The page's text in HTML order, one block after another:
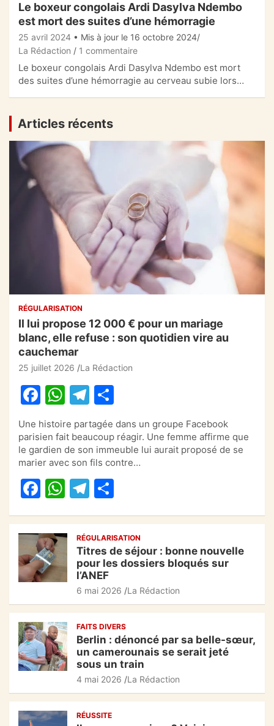
Le boxeur congolais Ardi Dasylva Ndembo
est mort des suites d’une hémorragie
25 avril 2024 • Mis à jour le 16 octobre 2024
La Rédaction
1 commentaire
Le boxeur congolais Ardi Dasylva Ndembo est mort
des suites d’une hémorragie au cerveau subie lors…
Articles récents
RÉGULARISATION
Il lui propose 12 000 € pour un mariage
blanc, elle refuse : son quotidien vire au
cauchemar
25 juillet 2026 La Rédaction
F
a
c
e
b
o
o
k
W
at
s
A
p
p
T
el
e
gr
a
m
ar
ta
g
er
Une histoire partagée dans un groupe Facebook
parisien fait beaucoup réagir. Une femme affirme que
le gardien de son immeuble lui aurait proposé de se
marier avec son fils contre…
F
c
e
b
o
o
k
W
at
s
A
p
p
T
gr
a
m
g
er
RÉGULARISATION
Titres de séjour : bonne nouvelle
pour les dossiers bloqués sur
l’ANEF
6 mai 2026 La Rédaction
FAITS DIVERS
Berlin : dénoncé par sa belle-sœur,
un camerounais se serait jeté
sous un train
4 mai 2026 La Rédaction
RÉUSSITE